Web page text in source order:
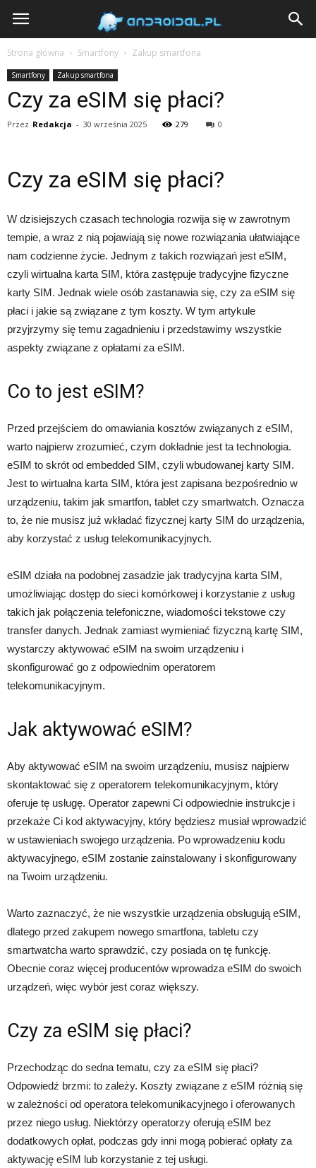
Androidal
Strona główna Smartfony Zakup smartfona
Smartfony Zakup smartfona
Czy za eSIM się płaci?
Przez Redakcja - 30 września 2025 279 0
Czy za eSIM się płaci?
W dzisiejszych czasach technologia rozwija się w zawrotnym
tempie, a wraz z nią pojawiają się nowe rozwiązania ułatwiające
nam codzienne życie. Jednym z takich rozwiązań jest eSIM,
czyli wirtualna karta SIM, która zastępuje tradycyjne fizyczne
karty SIM. Jednak wiele osób zastanawia się, czy za eSIM się
płaci i jakie są związane z tym koszty. W tym artykule
przyjrzymy się temu zagadnieniu i przedstawimy wszystkie
aspekty związane z opłatami za eSIM.
Co to jest eSIM?
Przed przejściem do omawiania kosztów związanych z eSIM,
warto najpierw zrozumieć, czym dokładnie jest ta technologia.
eSIM to skrót od embedded SIM, czyli wbudowanej karty SIM.
Jest to wirtualna karta SIM, która jest zapisana bezpośrednio w
urządzeniu, takim jak smartfon, tablet czy smartwatch. Oznacza
to, że nie musisz już wkładać fizycznej karty SIM do urządzenia,
aby korzystać z usług telekomunikacyjnych.
eSIM działa na podobnej zasadzie jak tradycyjna karta SIM,
umożliwiając dostęp do sieci komórkowej i korzystanie z usług
takich jak połączenia telefoniczne, wiadomości tekstowe czy
transfer danych. Jednak zamiast wymieniać fizyczną kartę SIM,
wystarczy aktywować eSIM na swoim urządzeniu i
skonfigurować go z odpowiednim operatorem
telekomunikacyjnym.
Jak aktywować eSIM?
Aby aktywować eSIM na swoim urządzeniu, musisz najpierw
skontaktować się z operatorem telekomunikacyjnym, który
oferuje tę usługę. Operator zapewni Ci odpowiednie instrukcje i
przekaże Ci kod aktywacyjny, który będziesz musiał wprowadzić
w ustawieniach swojego urządzenia. Po wprowadzeniu kodu
aktywacyjnego, eSIM zostanie zainstalowany i skonfigurowany
na Twoim urządzeniu.
Warto zaznaczyć, że nie wszystkie urządzenia obsługują eSIM,
dlatego przed zakupem nowego smartfona, tabletu czy
smartwatcha warto sprawdzić, czy posiada on tę funkcję.
Obecnie coraz więcej producentów wprowadza eSIM do swoich
urządzeń, więc wybór jest coraz większy.
Czy za eSIM się płaci?
Przechodząc do sedna tematu, czy za eSIM się płaci?
Odpowiedź brzmi: to zależy. Koszty związane z eSIM różnią się
w zależności od operatora telekomunikacyjnego i oferowanych
przez niego usług. Niektórzy operatorzy oferują eSIM bez
dodatkowych opłat, podczas gdy inni mogą pobierać opłaty za
aktywację eSIM lub korzystanie z tej usługi.